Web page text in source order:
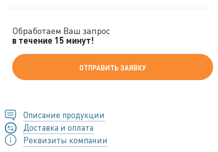
Обработаем Ваш запрос
в течение 15 минут!
ОТПРАВИТЬ ЗАЯВКУ
Описание продукции
Доставка и оплата
Реквизиты компании